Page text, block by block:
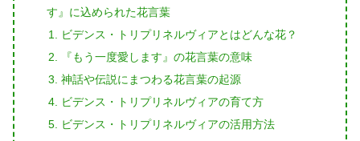
す』に込められた花言葉
ビデンス・トリプリネルヴィアとはどんな花？
『もう一度愛します』の花言葉の意味
神話や伝説にまつわる花言葉の起源
ビデンス・トリプリネルヴィアの育て方
ビデンス・トリプリネルヴィアの活用方法